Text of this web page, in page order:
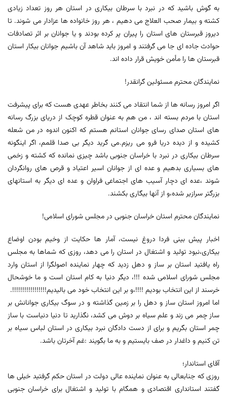
به گوش باشید که در نبرد با سرطان بیکاری در استان هر روز تعداد زیادی
کشته و بیمار صحب العلاج می دهیم ، هر روز خانواده ها عزادار می شوند. تا
دیروز قبرستان های استان را پیران پر کرده بودند و یا جوانان بر اثر تصادفات
حوادث جاده ای جا می گرفتند و امروز باید شاهد آن باشیم جوانان بیکار استان
قبرستان ها را مأمن خویش قرار داده اند.
نمایندگان محترم مسئولین گرانقدر!
اگر امروز رسانه ها از شما انتقاد می کنند بخاطر عهدی هست که برای پیشرفت
استان با مردم بسته اند ، من هم به عنوان قطره کوچک از دریای بزرگ رسانه
های استان صدای رسای جوانان استانم هستم که اکنون اندوه در من شعله
کشیده و از دیده دریا فرو می ریزم.می گرید دیگر بی صدا قلمم، اگر اینگونه
سرطان بیکاری در نبرد با خراسان جنوبی باشد چیزی نمانده که کشته و زخمی
های بسیاری بدهیم و عده ای از جوانان اسیر اعتیاد و قرص های روانگردان
شوند ،عده ای دچار آسیب های اجتماعی فراوان و عده ای دیگر به استانهای
بزرگتر سرازیر شده،و از آنها بیگاری بکشند.
نمایندگان محترم استان خراسان جنوبی در مجلس شورای اسلامی!
اخبار پیش بینی فردا دروغ نیست، آمار ها حکایت از وخیم بودن اوضاع
بیکاری،نبود تولید و اشتغال در استان را می دهد، روزی که شماها به مجلس
راه یافتید استان بر ساز و دهل زدید که چهار نماینده اصولگرا از استان وارد
مجلس شورای اسلامی شده !!!، دیگر دنیا به کام استان است و ما خوشحال
خرسند از این انتخاب بودیم !!!!،و بر این انتخاب خود می بالیدیم!!!!!!!!!!!!!!!!!.
اما امروز استان ساز و دهل را بر زمین گذاشته و در سوگ بیکاری جوانانش بر
ساز چمر می زند و علم سیاه بر دوش می کشد، نگذارید تا دنیا دنیاست با ساز
چمر استان بگریم و برای از دست دادگان نبرد بیکاری در استان لباس سیاه بر
تن کنیم و داغدار در صف بایستیم و به ما بگویند :غم آخرتان باشد.
آقای استاندار؛
روزی که جنابعالی به عنوان نماینده عالی دولت در استان حکم گرفتید خیلی ها
گفتند استانداری اقتصادی و همگام با تولید و اشتغال برای خراسان جنوبی